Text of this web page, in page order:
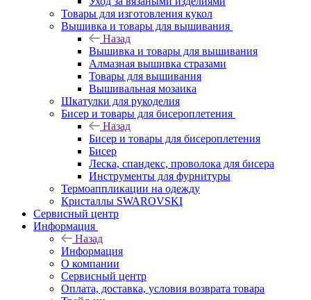
Товары для изготовления кукол
Вышивка и товары для вышивания
Назад
Вышивка и товары для вышивания
Алмазная вышивка стразами
Товары для вышивания
Вышивальная мозаика
Шкатулки для рукоделия
Бисер и товары для бисероплетения
Назад
Бисер и товары для бисероплетения
Бисер
Леска, спандекс, проволока для бисера
Инструменты для фурнитуры
Термоаппликации на одежду
Кристаллы SWAROVSKI
Сервисный центр
Информация
Назад
Информация
О компании
Сервисный центр
Оплата, доставка, условия возврата товара